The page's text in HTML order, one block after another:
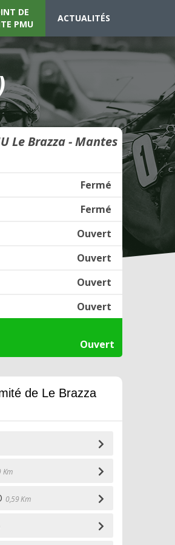
DE
PMU
ACTUALITÉS
Le Brazza - Mantes
Fermé
Fermé
Ouvert
Ouvert
Ouvert
Ouvert
Ouvert
de Le Brazza
Km
0,59 Km